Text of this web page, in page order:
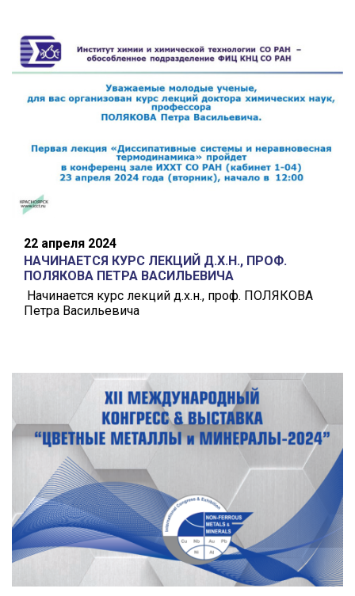
22 апреля 2024
НАЧИНАЕТСЯ КУРС ЛЕКЦИЙ Д.Х.Н., ПРОФ.
ПОЛЯКОВА ПЕТРА ВАСИЛЬЕВИЧА
Начинается курс лекций д.х.н., проф. ПОЛЯКОВА
Петра Васильевича